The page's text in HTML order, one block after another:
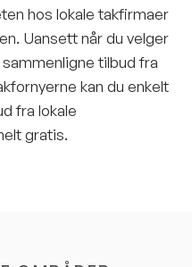
hos lokale takfirmaer
Uansett når du velger
tilbud fra
kan du enkelt
fra lokale
gratis.